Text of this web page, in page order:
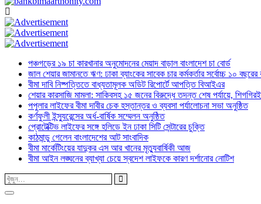
পঞ্চগড়ের ১৯ চা কারখানার অনুমোদনের মেয়াদ বাড়াল বাংলাদেশ চা বোর্ড
জাল শেয়ার জামানতে ঋণ: ঢাকা ব্যাংকের সাবেক চার কর্মকর্তার সর্বোচ্চ ১০ বছরের
বীমা দাবি নিষ্পত্তিতে বাধ্যতামূলক অডিট রিপোর্টে আপত্তি বিআইএর
শেয়ার কারসাজি মামলা: সাকিবসহ ১৫ জনের বিরুদ্ধে তদন্ত শেষ পর্যায়ে, শিগগিরই
পপুলার লাইফের বীমা দাবীর চেক হস্তান্তর ও ব্যবসা পর্যালোচনা সভা অনুষ্ঠিত
কর্ণফুলী ইন্স্যুরেন্সের অর্ধ-বার্ষিক সম্মেলন অনুষ্ঠিত
প্রোটেক্টিভ লাইফের সঙ্গে হলিডে ইন ঢাকা সিটি সেন্টারের চুক্তি
কাঠমান্ডু গেলেন বাংলাদেশের আট সাংবাদিক
বীমা মার্কেটিংয়ের যাদুকর এস আর খানের মৃত্যুবার্ষিকী আজ
বীমা আইন লঙ্ঘনের ব্যাখ্যা চেয়ে স্বদেশ লাইফকে কারণ দর্শানোর নোটিশ